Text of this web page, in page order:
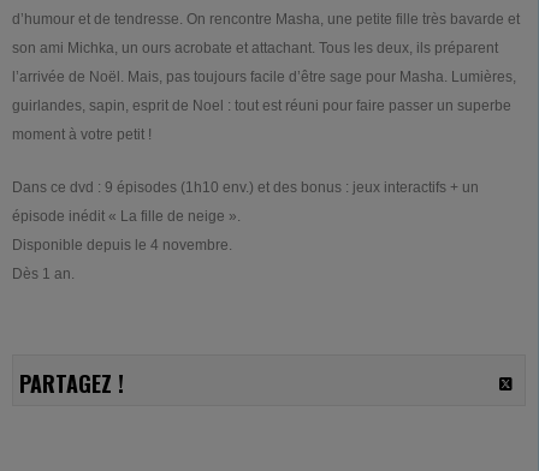
d’humour et de tendresse. On rencontre Masha, une petite fille très bavarde et
son ami Michka, un ours acrobate et attachant. Tous les deux, ils préparent
l’arrivée de Noël. Mais, pas toujours facile d’être sage pour Masha. Lumières,
guirlandes, sapin, esprit de Noel : tout est réuni pour faire passer un superbe
moment à votre petit !
Dans ce dvd : 9 épisodes (1h10 env.) et des bonus : jeux interactifs + un
épisode inédit « La fille de neige ».
Disponible depuis le 4 novembre.
Dès 1 an.
PARTAGEZ !